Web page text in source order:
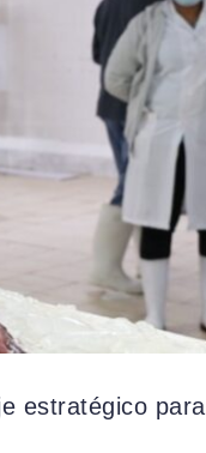
estratégico para